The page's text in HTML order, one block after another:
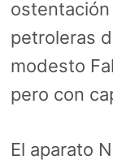
petroleras
modesto
pero con
El aparato